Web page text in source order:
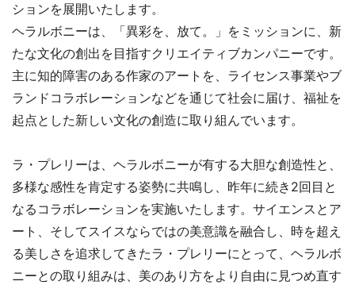
ションを展開いたします。
ヘラルボニーは、「異彩を、放て。」をミッションに、新
たな文化の創出を目指すクリエイティブカンパニーです。
主に知的障害のある作家のアートを、ライセンス事業やブ
ランドコラボレーションなどを通じて社会に届け、福祉を
起点とした新しい文化の創造に取り組んでいます。
ラ・プレリーは、ヘラルボニーが有する大胆な創造性と、
多様な感性を肯定する姿勢に共鳴し、昨年に続き2回目と
なるコラボレーションを実施いたします。サイエンスとア
ート、そしてスイスならではの美意識を融合し、時を超え
る美しさを追求してきたラ・プレリーにとって、ヘラルボ
ニーとの取り組みは、美のあり方をより自由に見つめ直す